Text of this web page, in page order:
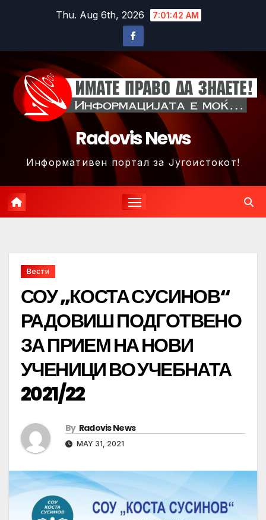
Thu. Aug 6th, 2026 7:01:44 AM
Radovis News
Информативен портал за Југоистокот!
Вести
СОУ „КОСТА СУСИНОВ“
РАДОВИШ ПОДГОТВЕНО
ЗА ПРИЕМ НА НОВИ
УЧЕНИЦИ ВО УЧЕБНАТА
2021/22
By Radovis News
MAY 31, 2021